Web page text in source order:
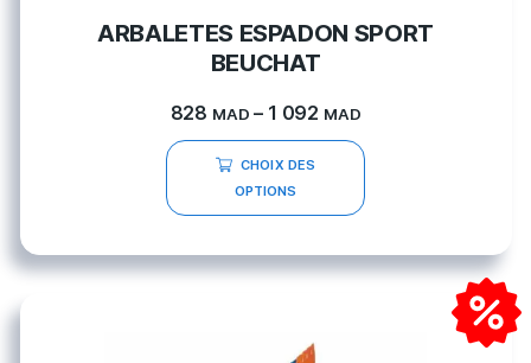
ARBALETES ESPADON SPORT
BEUCHAT
828 MAD – 1 092 MAD
CHOIX DES
OPTIONS